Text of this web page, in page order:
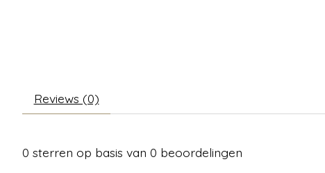
Reviews (0)
0 sterren op basis van 0 beoordelingen